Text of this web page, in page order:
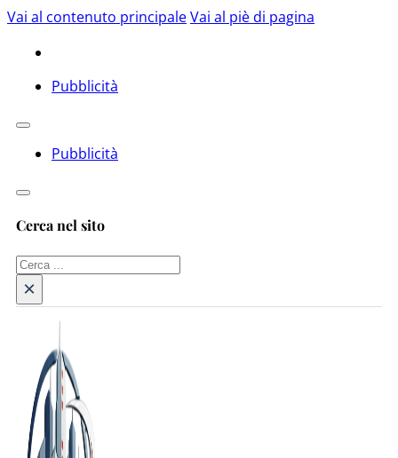
Vai al contenuto principaleVai al piè di pagina
Pubblicità
Pubblicità
Cerca nel sito
Cerca
×